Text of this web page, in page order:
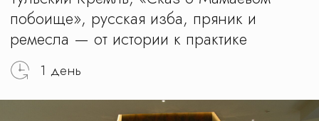
1 день